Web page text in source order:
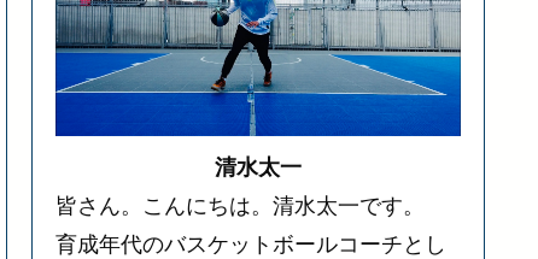
清水太一
皆さん。こんにちは。清水太一です。
育成年代のバスケットボールコーチとし